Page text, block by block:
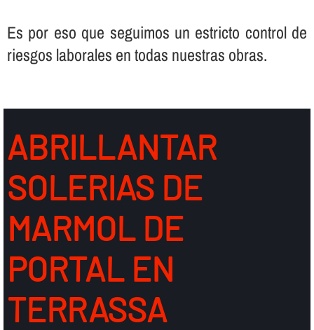
Es por eso que seguimos un estricto control de
riesgos laborales en todas nuestras obras.
ABRILLANTAR
SOLERIAS DE
MARMOL DE
PORTAL EN
TERRASSA